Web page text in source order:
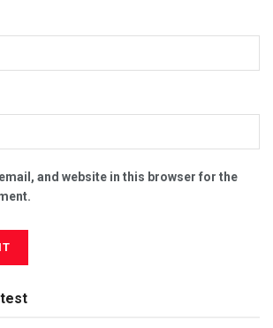
and website in this browser for the